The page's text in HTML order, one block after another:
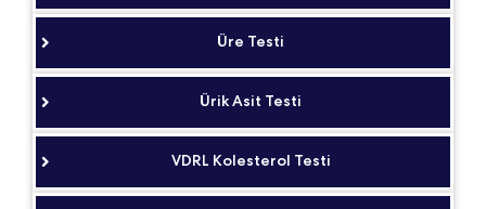
Üre Testi
Ürik Asit Testi
VDRL Kolesterol Testi